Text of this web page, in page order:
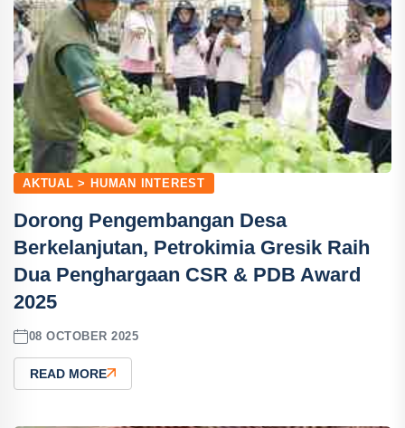
AKTUAL > HUMAN INTEREST
Dorong Pengembangan Desa
Berkelanjutan, Petrokimia Gresik Raih
Dua Penghargaan CSR & PDB Award
2025
08 OCTOBER 2025
READ MORE